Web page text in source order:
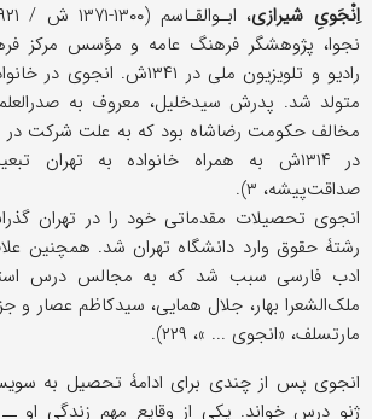
اِنْجَویِ شیرازی
نجوا، پژوهشگر فرهنگ عامه و مؤسس مرکز
رادیو و تلویزیون ملی در
متولد شد. پدرش سیدخلیل، معروف به
مخالف حکومت رضاشاه بود که به علت شرکت در
صداقت‌پیشه، ۳).
انجوی تحصیلات مقدماتی خود را در تهران
رشتۀ حقوق وارد دانشگاه تهران شد. همچنین
ادب فارسی سبب شد که به مجالس درس
ملک‌الشعرا بهار، جلال همایی، سیدکاظم عصار و جز
مارتسلف، «انجوی ... »، ۲۲۹).
انجوی پس از چندی برای ادامۀ تحصیل به
ژنو درس خواند. یکی از وقایع مهم زندگی او ــ